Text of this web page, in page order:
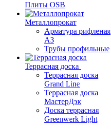
Плиты OSB
Металлопрокат
Арматура рифленая
АЗ
Трубы профильные
Террасная доска
Террасная доска
Grand Line
Террасная доска
МастерДэк
Доска террасная
Greenwerk Light